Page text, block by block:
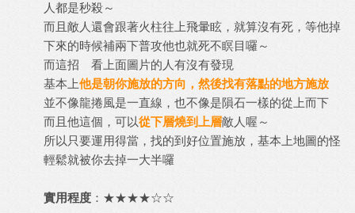
人都是秒殺～
而且敵人還會跟著火柱往上飛暈眩，就算沒有死，等他掉
下來的時候補兩下普攻他也就死不瞑目囉～
而這招 看上面圖片的人有沒有發現
基本上他是朝你施放的方向，然後找有落點的地方施放
並不像龍捲風是一直線，也不像是隕石一樣的從上而下
而且他這個，可以從下層燒到上層敵人喔～
所以只要運用得當，找的到好位置施放，基本上地圖的怪
輕鬆就被你去掉一大半囉
實用程度 ：★★★★☆☆